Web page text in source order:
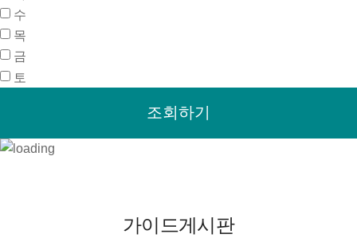
수
목
금
토
가이드게시판